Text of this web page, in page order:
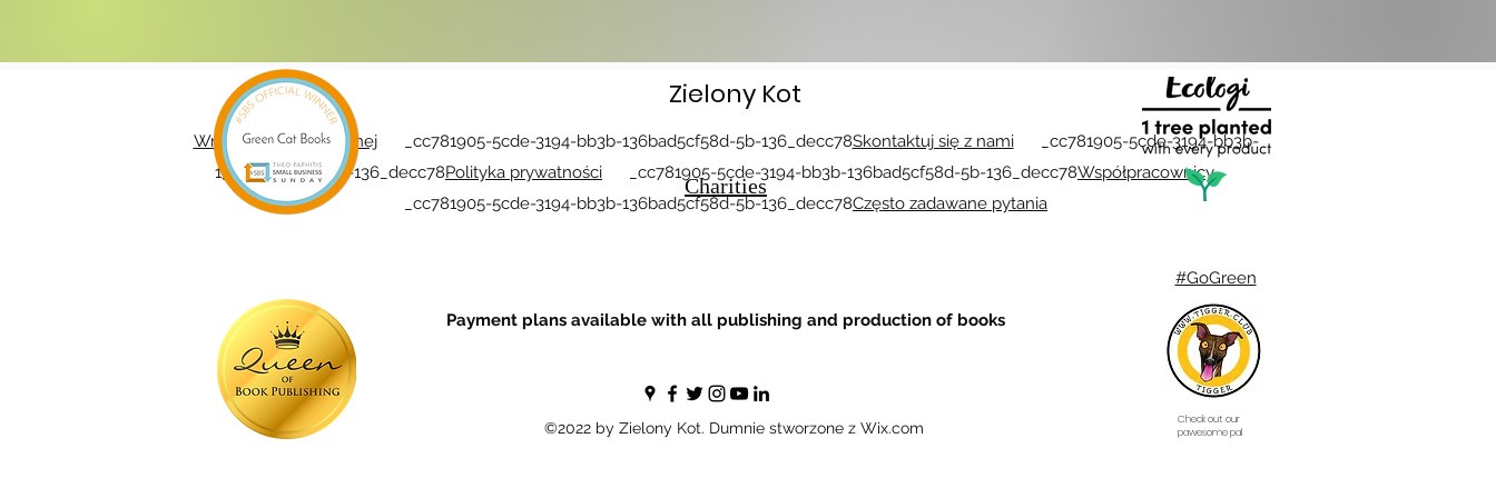
Zielony Kot
Wróć do strony głównej_cc781905-5cde-3194-bb3b-136bad5cf58d-5b-136_decc78Skontaktuj się z nami_cc781905-5cde-3194-bb3b-
136bad5cf58d-5b-136_decc78Polityka prywatności _cc781905-5cde-3194-bb3b-136bad5cf58d-5b-136_decc78Współpracownicy
_cc781905-5cde-3194-bb3b-136bad5cf58d-5b-136_decc78Często zadawane pytania
Charities
#GoGreen
Check out our
pawesome pal
Payment plans available with all publishing and production of books
©2022 by Zielony Kot. Dumnie stworzone z Wix.com